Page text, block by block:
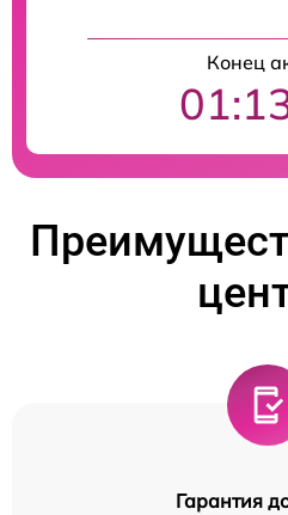
Конец
Гарантия